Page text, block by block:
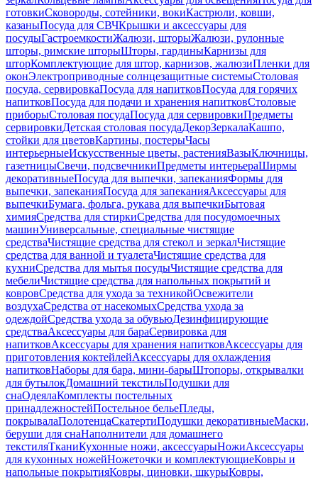
готовкиСковороды, сотейники, вокиКастрюли, ковши,
казаныПосуда для СВЧКрышки и аксессуары для
посудыГастроемкостиЖалюзи, шторыЖалюзи, рулонные
шторы, римские шторыШторы, гардиныКарнизы для
шторКомплектующие для штор, карнизов, жалюзиПленки для
оконЭлектроприводные солнцезащитные системыСтоловая
посуда, сервировкаПосуда для напитковПосуда для горячих
напитковПосуда для подачи и хранения напитковСтоловые
приборыСтоловая посудаПосуда для сервировкиПредметы
сервировкиДетская столовая посудаДекорЗеркалаКашпо,
стойки для цветовКартины, постерыЧасы
интерьерныеИскусственные цветы, растенияВазыКлючницы,
газетницыСвечи, подсвечникиПредметы интерьераШирмы
декоративныеПосуда для выпечки, запеканияФормы для
выпечки, запеканияПосуда для запеканияАксессуары для
выпечкиБумага, фольга, рукава для выпечкиБытовая
химияСредства для стиркиСредства для посудомоечных
машинУниверсальные, специальные чистящие
средстваЧистящие средства для стекол и зеркалЧистящие
средства для ванной и туалетаЧистящие средства для
кухниСредства для мытья посудыЧистящие средства для
мебелиЧистящие средства для напольных покрытий и
ковровСредства для ухода за техникойОсвежители
воздухаСредства от насекомыхСредства ухода за
одеждойСредства ухода за обувьюДезинфицирующие
средстваАксессуары для бараСервировка для
напитковАксессуары для хранения напитковАксессуары для
приготовления коктейлейАксессуары для охлаждения
напитковНаборы для бара, мини-барыШтопоры, открывалки
для бутылокДомашний текстильПодушки для
снаОдеялаКомплекты постельных
принадлежностейПостельное бельеПледы,
покрывалаПолотенцаСкатертиПодушки декоративныеМаски,
беруши для снаНаполнители для домашнего
текстиляТканиКухонные ножи, аксессуарыНожиАксессуары
для кухонных ножейНожеточки и комплектующиеКовры и
напольные покрытияКовры, циновки, шкурыКовры,